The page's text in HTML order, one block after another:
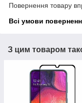
Повернення товару
Всі умови
З цим товаром